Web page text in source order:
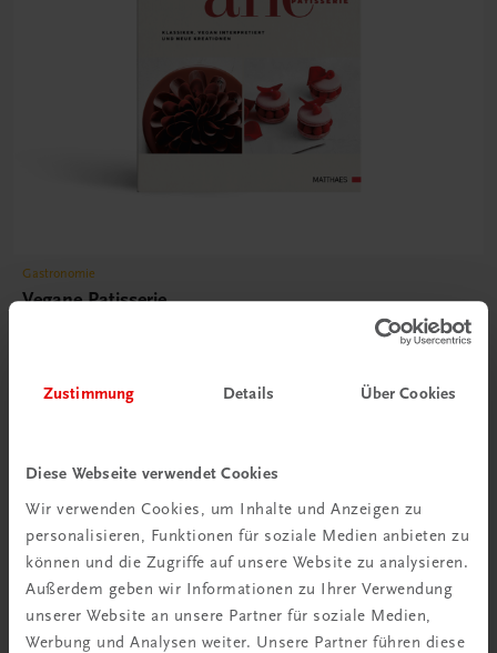
Zustimmung Details Über Cookies
Diese Webseite verwendet Cookies
Wir verwenden Cookies, um Inhalte und Anzeigen zu
personalisieren, Funktionen für soziale Medien anbieten zu
können und die Zugriffe auf unsere Website zu analysieren.
Außerdem geben wir Informationen zu Ihrer Verwendung
unserer Website an unsere Partner für soziale Medien,
Werbung und Analysen weiter. Unsere Partner führen diese
Gastronomie
Vegane Patisserie
Klassiker, vegan interpretiert, und neue Kreationen